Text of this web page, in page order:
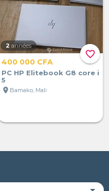
favorite_border
2 années
400 000 CFA
PC HP Elitebook G8 core i
5
location_on Bamako, Mali